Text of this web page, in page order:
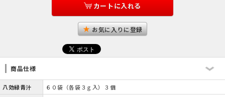
カートに入れる
お気に入りに登録
商品仕様
八効緑青汁
６０袋（各袋３ｇ入）３個